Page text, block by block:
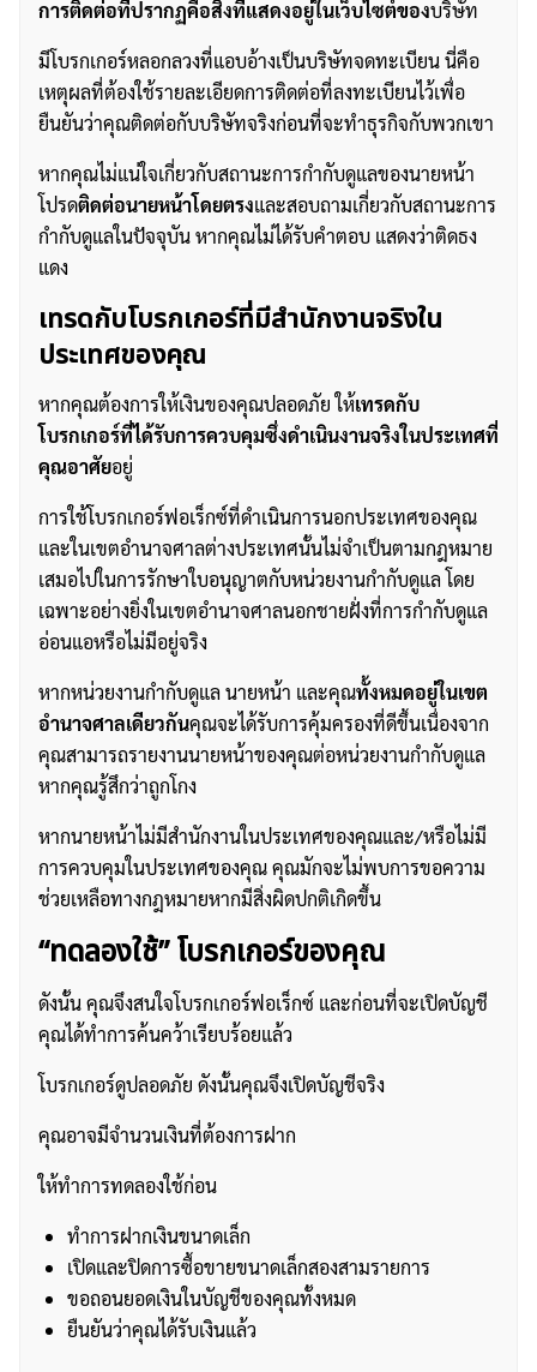
การติดต่อที่ปรากฏคือสิ่งที่แสดงอยู่ในเว็บไซต์ของบริษัท
มีโบรกเกอร์หลอกลวงที่แอบอ้างเป็นบริษัทจดทะเบียน นี่คือ
เหตุผลที่ต้องใช้รายละเอียดการติดต่อที่ลงทะเบียนไว้เพื่อ
ยืนยันว่าคุณติดต่อกับบริษัทจริงก่อนที่จะทำธุรกิจกับพวกเขา
หากคุณไม่แน่ใจเกี่ยวกับสถานะการกำกับดูแลของนายหน้า
โปรดติดต่อนายหน้าโดยตรงและสอบถามเกี่ยวกับสถานะการ
กำกับดูแลในปัจจุบัน หากคุณไม่ได้รับคำตอบ แสดงว่าติดธง
แดง
เทรดกับโบรกเกอร์ที่มีสำนักงานจริงใน
ประเทศของคุณ
หากคุณต้องการให้เงินของคุณปลอดภัย ให้เทรดกับ
โบรกเกอร์ที่ได้รับการควบคุมซึ่งดำเนินงานจริงในประเทศที่
คุณอาศัยอยู่
การใช้โบรกเกอร์ฟอเร็กซ์ที่ดำเนินการนอกประเทศของคุณ
และในเขตอำนาจศาลต่างประเทศนั้นไม่จำเป็นตามกฎหมาย
เสมอไปในการรักษาใบอนุญาตกับหน่วยงานกำกับดูแล โดย
เฉพาะอย่างยิ่งในเขตอำนาจศาลนอกชายฝั่งที่การกำกับดูแล
อ่อนแอหรือไม่มีอยู่จริง
หากหน่วยงานกำกับดูแล นายหน้า และคุณทั้งหมดอยู่ในเขต
อำนาจศาลเดียวกันคุณจะได้รับการคุ้มครองที่ดีขึ้นเนื่องจาก
คุณสามารถรายงานนายหน้าของคุณต่อหน่วยงานกำกับดูแล
หากคุณรู้สึกว่าถูกโกง
หากนายหน้าไม่มีสำนักงานในประเทศของคุณและ/หรือไม่มี
การควบคุมในประเทศของคุณ คุณมักจะไม่พบการขอความ
ช่วยเหลือทางกฎหมายหากมีสิ่งผิดปกติเกิดขึ้น
“ทดลองใช้” โบรกเกอร์ของคุณ
ดังนั้น คุณจึงสนใจโบรกเกอร์ฟอเร็กซ์ และก่อนที่จะเปิดบัญชี
คุณได้ทำการค้นคว้าเรียบร้อยแล้ว
โบรกเกอร์ดูปลอดภัย ดังนั้นคุณจึงเปิดบัญชีจริง
คุณอาจมีจำนวนเงินที่ต้องการฝาก
ให้ทำการทดลองใช้ก่อน
ทำการฝากเงินขนาดเล็ก
เปิดและปิดการซื้อขายขนาดเล็กสองสามรายการ
ขอถอนยอดเงินในบัญชีของคุณทั้งหมด
ยืนยันว่าคุณได้รับเงินแล้ว